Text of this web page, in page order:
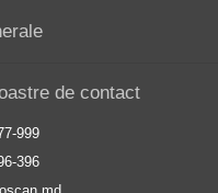
de contact
999
396